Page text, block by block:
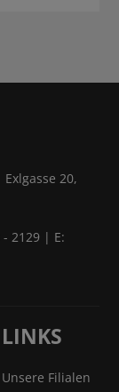
20,
- 2129 | E:
LINKS
Unsere Filialen